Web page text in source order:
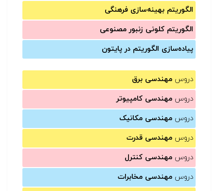
الگوریتم بهینه‌سازی فرهنگی
الگوریتم کلونی زنبور مصنوعی
پیاده‌سازی الگوریتم در پایتون
دروس مهندسی برق
دروس مهندسی کامپیوتر
دروس مهندسی مکانیک
دروس مهندسی قدرت
دروس مهندسی کنترل
دروس مهندسی مخابرات